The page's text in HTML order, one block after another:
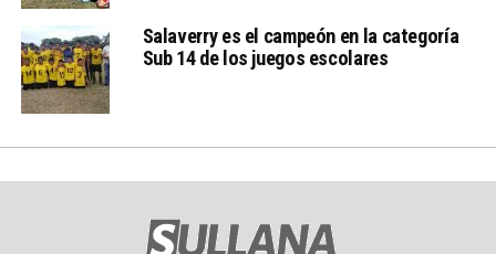
Salaverry es el campeón en la categoría
Sub 14 de los juegos escolares